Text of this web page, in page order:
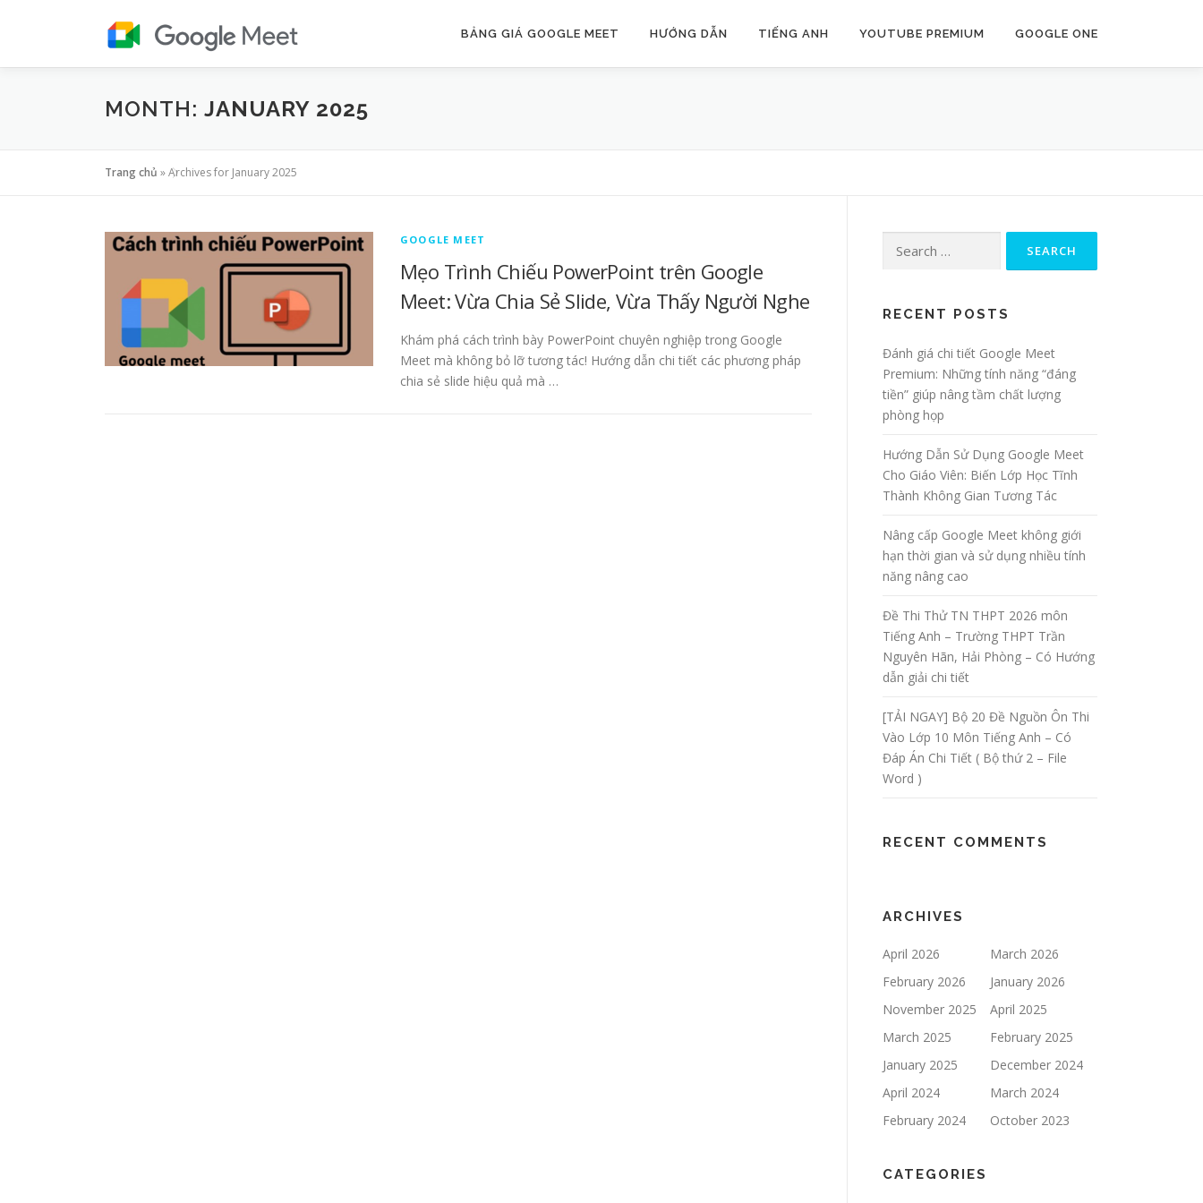
BẢNG GIÁ GOOGLE MEET HƯỚNG DẪN TIẾNG ANH YOUTUBE PREMIUM GOOGLE ONE
MONTH: JANUARY 2025
Trang chủ »Archives for January 2025
GOOGLE MEET
Mẹo Trình Chiếu PowerPoint trên Google
Meet: Vừa Chia Sẻ Slide, Vừa Thấy Người Nghe
Khám phá cách trình bày PowerPoint chuyên nghiệp trong Google
Meet mà không bỏ lỡ tương tác! Hướng dẫn chi tiết các phương pháp
chia sẻ slide hiệu quả mà …
for:
RECENT POSTS
Đánh giá chi tiết Google Meet
Premium: Những tính năng “đáng
tiền” giúp nâng tầm chất lượng
phòng họp
Hướng Dẫn Sử Dụng Google Meet
Cho Giáo Viên: Biến Lớp Học Tĩnh
Thành Không Gian Tương Tác
Nâng cấp Google Meet không giới
hạn thời gian và sử dụng nhiều tính
năng nâng cao
Đề Thi Thử TN THPT 2026 môn
Tiếng Anh – Trường THPT Trần
Nguyên Hãn, Hải Phòng – Có Hướng
dẫn giải chi tiết
[TẢI NGAY] Bộ 20 Đề Nguồn Ôn Thi
Vào Lớp 10 Môn Tiếng Anh – Có
Đáp Án Chi Tiết ( Bộ thứ 2 – File
Word )
RECENT COMMENTS
ARCHIVES
April 2026
March 2026
February 2026
January 2026
November 2025
April 2025
March 2025
February 2025
January 2025
December 2024
April 2024
March 2024
February 2024
October 2023
CATEGORIES